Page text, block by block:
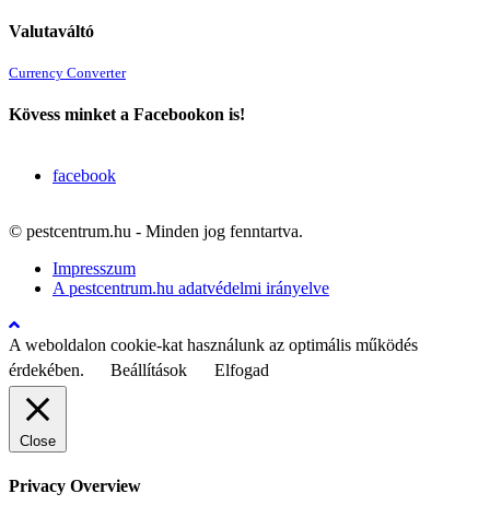
Valutaváltó
Currency Converter
Kövess minket a Facebookon is!
facebook
© pestcentrum.hu - Minden jog fenntartva.
Impresszum
A pestcentrum.hu adatvédelmi irányelve
A weboldalon cookie-kat használunk az optimális működés
érdekében.
Beállítások Elfogad
Close
Privacy Overview